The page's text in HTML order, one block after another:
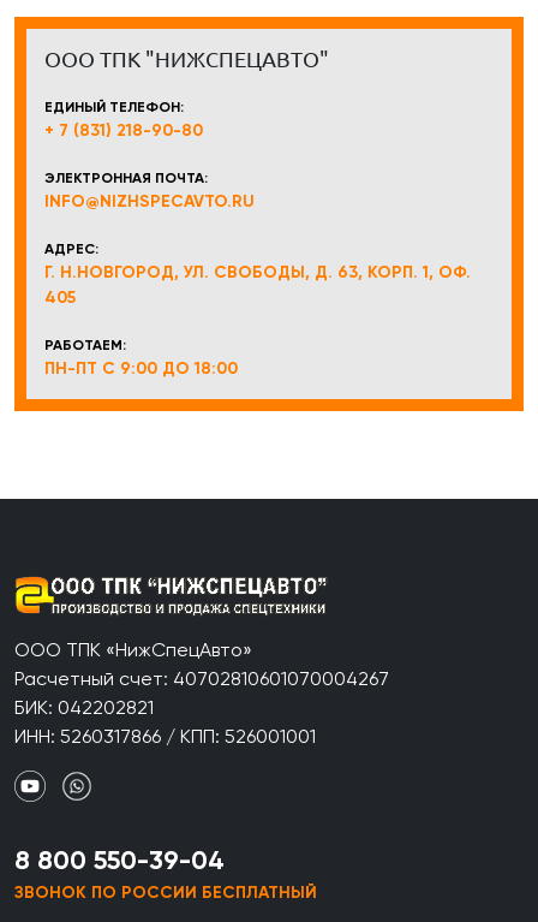
ООО ТПК "НИЖСПЕЦАВТО"
ЕДИНЫЙ ТЕЛЕФОН:
+ 7 (831) 218-90-80
ЭЛЕКТРОННАЯ ПОЧТА:
INFO@NIZHSPECAVTO.RU
АДРЕС:
Г. Н.НОВГОРОД, УЛ. СВОБОДЫ, Д. 63, КОРП. 1, ОФ.
405
РАБОТАЕМ:
ПН-ПТ С 9:00 ДО 18:00
ООО ТПК «НижСпецАвто»
Расчетный счет: 40702810601070004267
БИК: 042202821
ИНН: 5260317866 / КПП: 526001001
8 800 550-39-04
ЗВОНОК ПО РОССИИ БЕСПЛАТНЫЙ